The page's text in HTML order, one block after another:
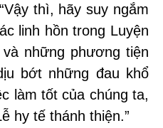
thì, hãy suy ngắm
linh hồn trong Luyện
những phương tiện
bớt những đau khổ
làm tốt của chúng ta,
hy tế thánh thiện.”